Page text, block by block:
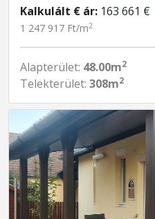
Kalkulált € ár: 163 661 €
1 247 917 Ft/m2
Alapterület: 48.00m2
Telekterület: 308m2